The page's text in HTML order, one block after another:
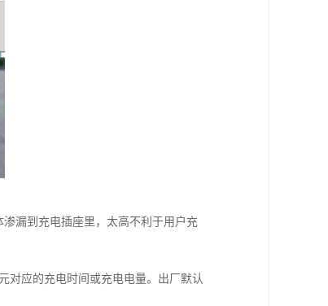
漏到充电插座里，太高不利于用户充
对应的充电时间或充电电量。出厂默认